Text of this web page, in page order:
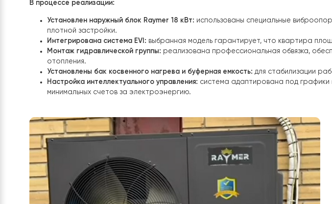
технологиейEVI (впрыск пара), которая позволяет сохранять высокую
эффективность.
Система была спроектирована как безальтернативный источник энергии,
В процессе реализации:
Установлен наружный блок Raymer 18 кВт:
Интегрирована система EVI:выбранная модель гарантирует, что
Монтаж гидравлической группы:
реализована профессиональная
отопления.
Установлены бак косвенного нагрева и буферная емкость:
для
Настройка интеллектуального управления:система адаптирована под
минимальных счетов за электроэнергию.